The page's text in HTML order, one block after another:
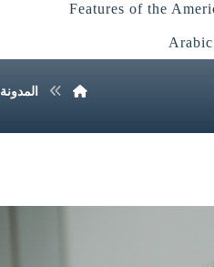
Features of the
Arabic
المدونة